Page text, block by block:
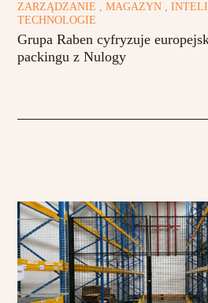
ZARZĄDZANIE , MAGAZYN ,
TECHNOLOGIE
Grupa Raben cyfryzuje
packingu z Nulogy